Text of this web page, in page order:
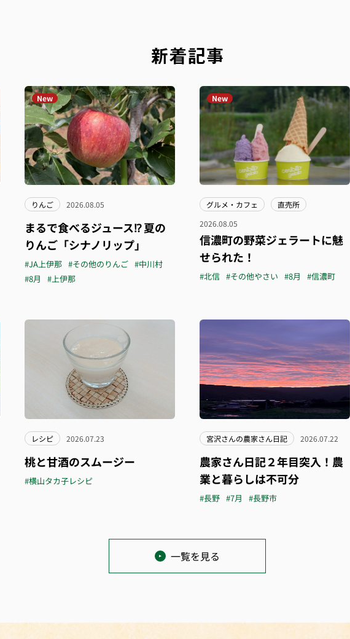
新着記事
New
りんご 2026.08.05
まるで食べるジュース⁉︎ 夏の
りんご「シナノリップ」
#JA上伊那 #その他のりんご #中川村
#8月
#上伊那
New
グルメ・カフェ
直売所
2026.08.05
信濃町の野菜ジェラートに魅
せられた！
#北信 #その他やさい #8月 #信濃町
レシピ 2026.07.23
桃と甘酒のスムージー
#横山タカ子レシピ
宮沢さんの農家さん日記 2026.07.22
農家さん日記２年目突入！農
業と暮らしは不可分
#長野 #7月 #長野市
一覧を見る